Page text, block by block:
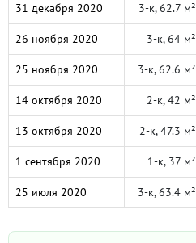
31 декабря 2020 3-к, 62.7 м²
26 ноября 2020 3-к, 64 м²
25 ноября 2020 3-к, 62.6 м²
14 октября 2020 2-к, 42 м²
13 октября 2020 2-к, 47.3 м²
1 сентября 2020 1-к, 37 м²
25 июля 2020 3-к, 63.4 м²